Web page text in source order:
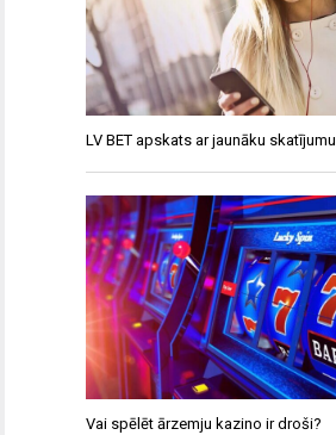
LV BET apskats ar jaunāku skatījumu
Vai spēlēt ārzemju kazino ir droši?